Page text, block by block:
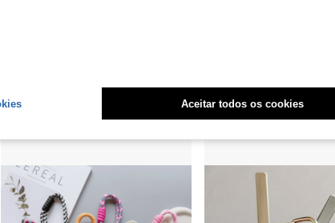
R$19,55 100+ vendido
Aceitar todos os cookies